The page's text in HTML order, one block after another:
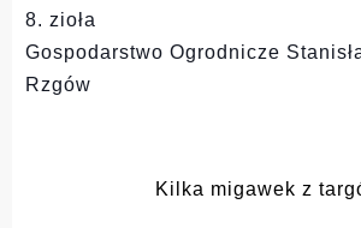
8. zioła
Gospodarstwo Ogrodnicze
Rzgów
Kilka migawek z